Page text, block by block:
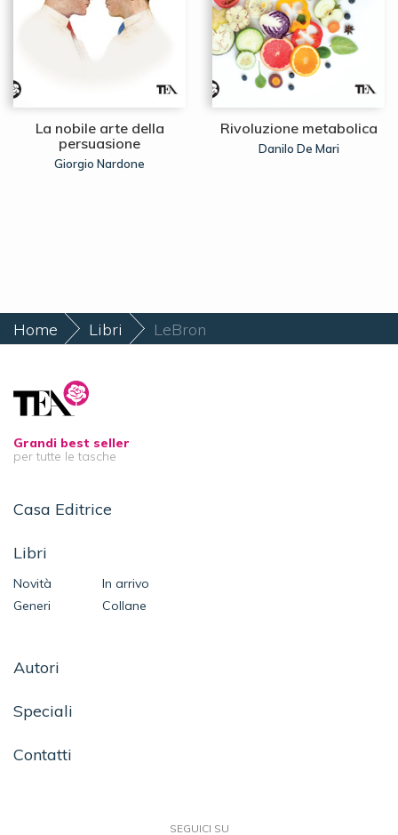
La nobile arte della
persuasione
Giorgio Nardone
Rivoluzione metabolica
Danilo De Mari
Home Libri LeBron
Grandi best seller
per tutte le tasche
Casa Editrice
Libri
Novità
In arrivo
Generi
Collane
Autori
Speciali
Contatti
SEGUICI SU